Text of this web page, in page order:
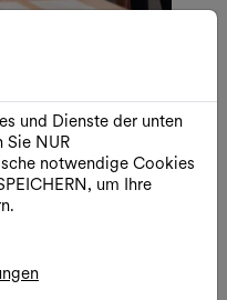
Vision und
des
und Dienste der unten
Sie NUR
notwendige Cookies
um Ihre